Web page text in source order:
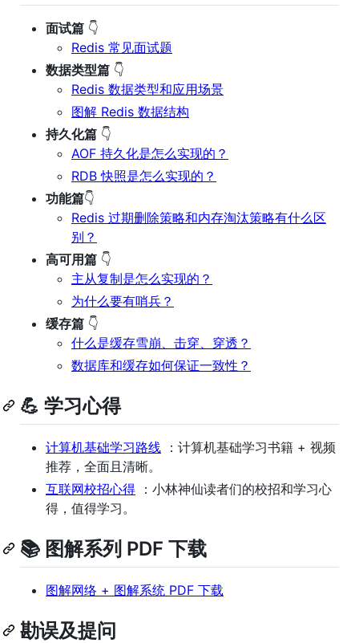
面试篇 👇
Redis 常见面试题
数据类型篇 👇
Redis 数据类型和应用场景
图解 Redis 数据结构
持久化篇 👇
AOF 持久化是怎么实现的？
RDB 快照是怎么实现的？
功能篇👇
Redis 过期删除策略和内存淘汰策略有什么区
别？
高可用篇 👇
主从复制是怎么实现的？
为什么要有哨兵？
缓存篇 👇
什么是缓存雪崩、击穿、穿透？
数据库和缓存如何保证一致性？
💪 学习心得
计算机基础学习路线 ：计算机基础学习书籍 + 视频
推荐，全面且清晰。
互联网校招心得 ：小林神仙读者们的校招和学习心
得，值得学习。
📚 图解系列 PDF 下载
图解网络 + 图解系统 PDF 下载
勘误及提问